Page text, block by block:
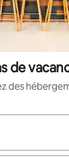
de
des
s'affichent,